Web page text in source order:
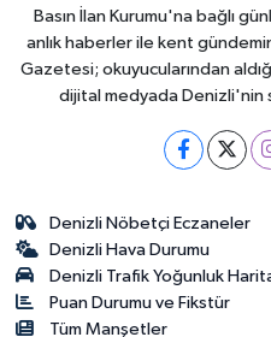
Basın İlan Kurumu'na bağlı
anlık haberler ile kent
Gazetesi; okuyucularından
dijital medyada Denizli'nin
Denizli Nöbetçi Eczaneler
Denizli Hava Durumu
Denizli Trafik Yoğunluk
Puan Durumu ve Fikstür
Tüm Manşetler